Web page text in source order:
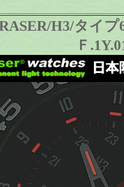
H3/タイ
Ｆ